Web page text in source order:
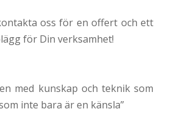
oss för en offert och ett
för Din verksamhet!
med kunskap och teknik som
inte bara är en känsla”